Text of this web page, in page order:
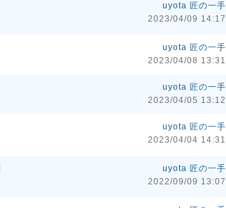
uyota 匠の一手
2023/04/09 14:17
uyota 匠の一手
2023/04/08 13:31
uyota 匠の一手
2023/04/05 13:12
uyota 匠の一手
2023/04/04 14:31
uyota 匠の一手
2022/09/09 13:07